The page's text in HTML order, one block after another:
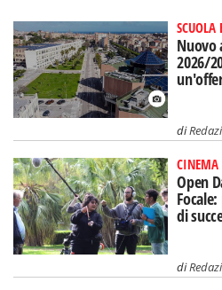
SCUOLA
Nuovo
2026/
di
CINEMA
Open
di
di